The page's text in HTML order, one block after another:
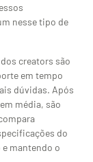
nesse tipo de
creators são
em tempo
dúvidas. Após
média, são
do
mantendo o